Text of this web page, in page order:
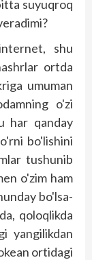
suyuqroq
shu
ortda
umuman
o'zi
har qanday
bo'lishini
tushunib
o'zim ham
bo'lsa-
qoloqlikda
yangilikdan
ortidagi